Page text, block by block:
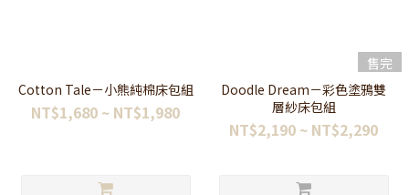
Cotton Tale－小熊純棉床包組
NT$1,680 ~ NT$1,980
售完
Doodle Dream－彩色塗鴉雙
層紗床包組
NT$2,190 ~ NT$2,290